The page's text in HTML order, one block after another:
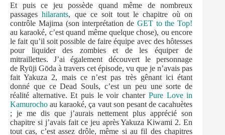
Et puis ce jeu possède quand même de nombreux
passageshilarants, que ce soit tout le chapitre où on
contrôle Majima (son interprétation de GET to the Top!
au karaoké, c’est quand même quelque chose), ou encore
le fait qu’il soit possible de faire équipe avec des hôtesses
pour liquider des zombies et de les équiper de
mitraillettes. J’ai également découvert le personnage
de Ryūji Gōda à travers cet épisode, vu que je n’avais pas
fait Yakuza 2, mais ce n’est pas très gênant ici étant
donné que ce Dead Souls, c’est un peu une sorte de
réalité alternative. Et puis le voir chanter Pure Love in
Kamurocho au karaoké, ça vaut son pesant de cacahuètes
; je me dis que j’aurais nettement plus apprécié son
chapitre si j’avais fait ce jeu après Yakuza Kiwami 2. En
tout cas, c’est assez drôle, même si au fil des chapitres